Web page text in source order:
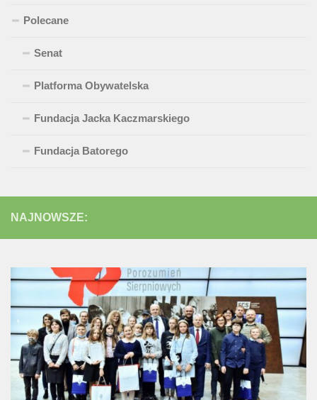
Polecane
Senat
Platforma Obywatelska
Fundacja Jacka Kaczmarskiego
Fundacja Batorego
NAJNOWSZE: